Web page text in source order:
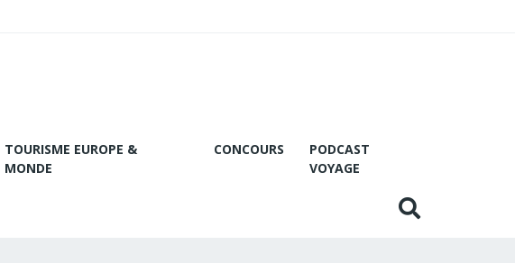
TOURISME EUROPE &
MONDE
CONCOURS
PODCAST
VOYAGE